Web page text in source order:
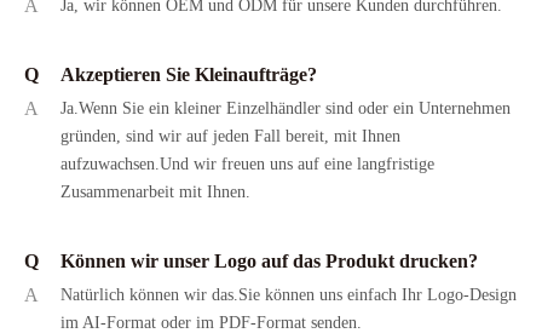
A
Ja, wir können OEM und ODM für unsere Kunden durchführen.
Q
Akzeptieren Sie Kleinaufträge?
A
Ja.Wenn Sie ein kleiner Einzelhändler sind oder ein Unternehmen
gründen, sind wir auf jeden Fall bereit, mit Ihnen
aufzuwachsen.Und wir freuen uns auf eine langfristige
Zusammenarbeit mit Ihnen.
Q
Können wir unser Logo auf das Produkt drucken?
A
Natürlich können wir das.Sie können uns einfach Ihr Logo-Design
im AI-Format oder im PDF-Format senden.